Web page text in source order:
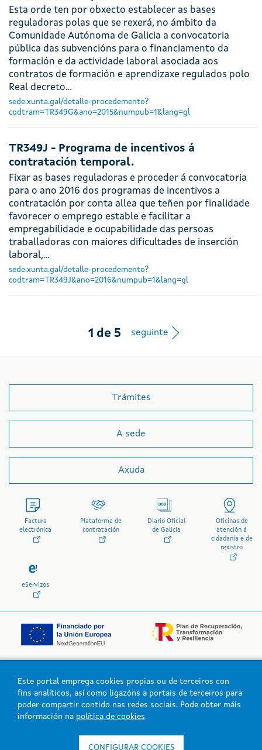
Esta orde ten por obxecto establecer as bases
reguladoras polas que se rexerá, no ámbito da
Comunidade Autónoma de Galicia a convocatoria
pública das subvencións para o financiamento da
formación e da actividade laboral asociada aos
contratos de formación e aprendizaxe regulados polo
Real decreto…
sede.xunta.gal/detalle-procedemento?
codtram=TR349G&ano=2015&numpub=1&lang=gl
TR349J - Programa de incentivos á
contratación temporal.
Fixar as bases reguladoras e proceder á convocatoria
para o ano 2016 dos programas de incentivos a
contratación por conta allea que teñen por finalidade
favorecer o emprego estable e facilitar a
empregabilidade e ocupabilidade das persoas
traballadoras con maiores dificultades de inserción
laboral,…
sede.xunta.gal/detalle-procedemento?
codtram=TR349J&ano=2016&numpub=1&lang=gl
1 de 5 seguinte
Trámites
A sede
Axuda
Factura
electrónica
Plataforma de
contratación
Diario Oficial
de Galicia
Oficinas de
atención á
cidadanía e de
rexistro
eServizos
Logo da Xunta de Galicia
Este portal emprega cookies propias ou de terceiros con
fins analíticos, así como ligazóns a portais de terceiros para
poder compartir contido nas redes sociais. Pode obter máis
información na política de cookies.
CONFIGURAR COOKIES